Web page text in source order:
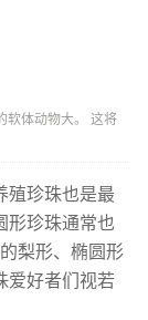
软体动物大。 这将
殖珍珠也是最
形珍珠通常也
梨形、椭圆形
爱好者们视若